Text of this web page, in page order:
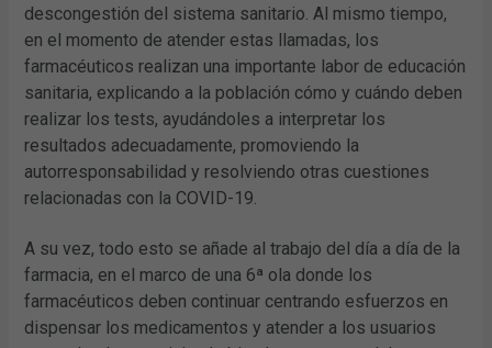
descongestión del sistema sanitario. Al mismo tiempo,
en el momento de atender estas llamadas, los
farmacéuticos realizan una importante labor de educación
sanitaria, explicando a la población cómo y cuándo deben
realizar los tests, ayudándoles a interpretar los
resultados adecuadamente, promoviendo la
autorresponsabilidad y resolviendo otras cuestiones
relacionadas con la COVID-19.
A su vez, todo esto se añade al trabajo del día a día de la
farmacia, en el marco de una 6ª ola donde los
farmacéuticos deben continuar centrando esfuerzos en
dispensar los medicamentos y atender a los usuarios